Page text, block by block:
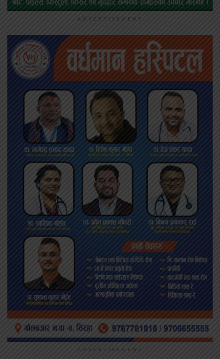
ADVERTISEMENT
ADVERTISEMENT